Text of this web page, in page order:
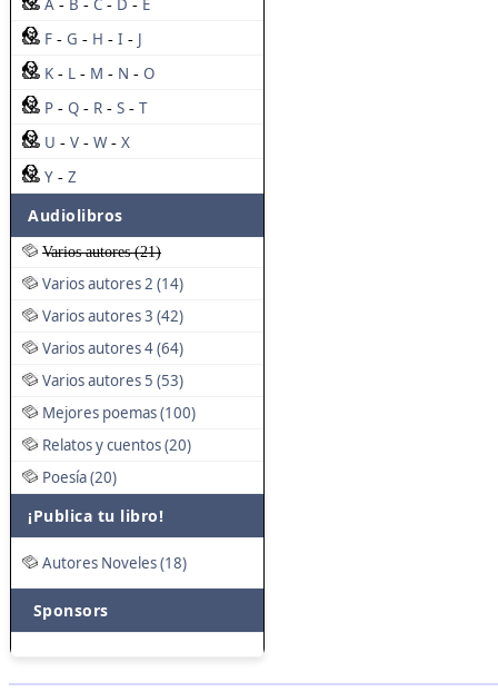
A - B - C - D - E
F - G - H - I - J
K - L - M - N - O
P - Q - R - S - T
U - V - W - X
Y - Z
Audiolibros
Varios autores (21)
Varios autores 2 (14)
Varios autores 3 (42)
Varios autores 4 (64)
Varios autores 5 (53)
Mejores poemas (100)
Relatos y cuentos (20)
Poesía (20)
¡Publica tu libro!
Autores Noveles (18)
Sponsors